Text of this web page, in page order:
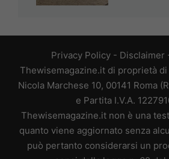
Privacy Policy- Disclaimer
Thewisemagazine.it di proprietà di
Nicola Marchese 10, 00141 Roma
e Partita I.V.A.
Thewisemagazine.it non è una
quanto viene aggiornato senza
può pertanto considerarsi un